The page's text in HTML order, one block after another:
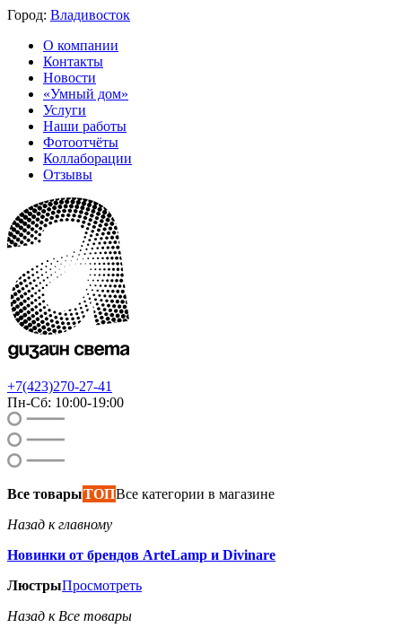
Город: Владивосток
О компании
Контакты
Новости
«Умный дом»
Услуги
Наши работы
Фотоотчёты
Коллаборации
Отзывы
+7(423)270-27-41
Пн-Сб: 10:00-19:00
Все товарыТОПВсе категории в магазине
Назад к главному
Новинки от брендов ArteLamp и Divinare
ЛюстрыПросмотреть
Назад к Все товары